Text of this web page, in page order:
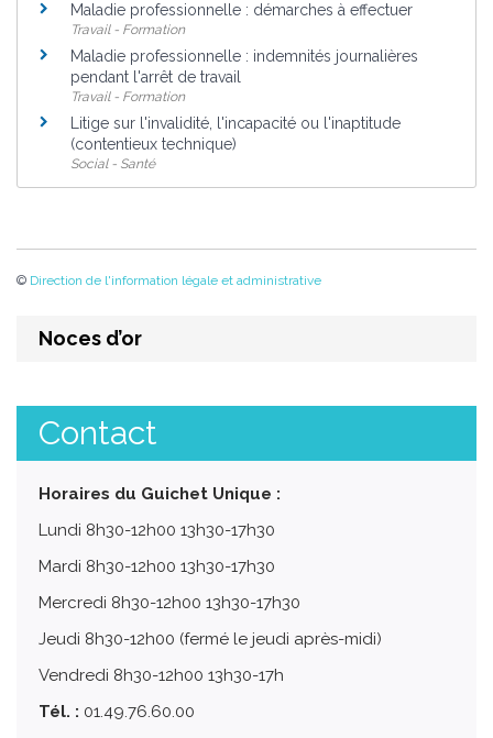
Maladie professionnelle : démarches à effectuer
Travail - Formation
Maladie professionnelle : indemnités journalières
pendant l'arrêt de travail
Travail - Formation
Litige sur l'invalidité, l'incapacité ou l'inaptitude
(contentieux technique)
Social - Santé
© Direction de l'information légale et administrative
Noces d’or
Contact
Horaires du Guichet Unique :
Lundi 8h30-12h00 13h30-17h30
Mardi 8h30-12h00 13h30-17h30
Mercredi 8h30-12h00 13h30-17h30
Jeudi 8h30-12h00 (fermé le jeudi après-midi)
Vendredi 8h30-12h00 13h30-17h
Tél. : 01.49.76.60.00